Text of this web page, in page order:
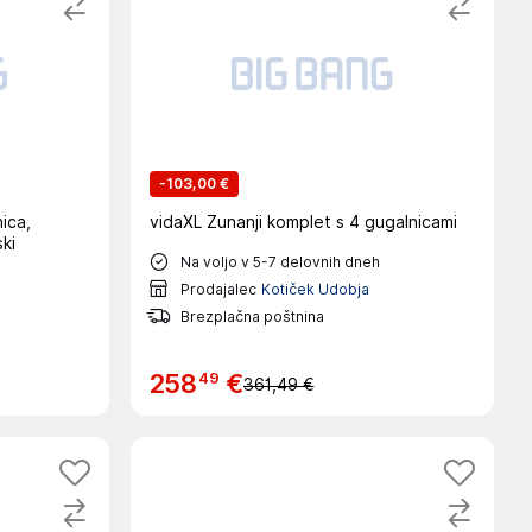
-103,00 €
vidaXL Zunanji komplet s 4 gugalnicami
Na voljo v 5-7 delovnih dneh
Prodajalec Kotiček Udobja
Brezplačna poštnina
25849 €361,49 €